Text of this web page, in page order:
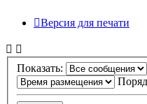
Версия для печати
Показать: